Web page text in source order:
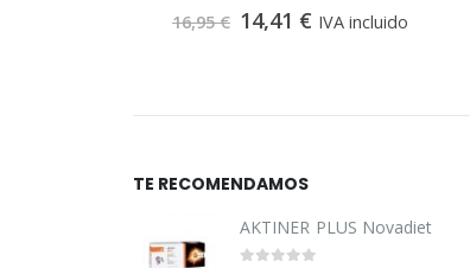
0out of 5
16,95€ 14,41 € IVA incluido
TE RECOMENDAMOS
AKTINER PLUS Novadiet